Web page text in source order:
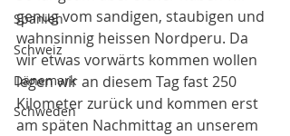
Spanien
Schweiz
Dänemark
Schweden
genug vom sandigen, staubigen und
wahnsinnig heissen Nordperu. Da
wir etwas vorwärts kommen wollen
legen wir an diesem Tag fast 250
Kilometer zurück und kommen erst
am späten Nachmittag an unserem